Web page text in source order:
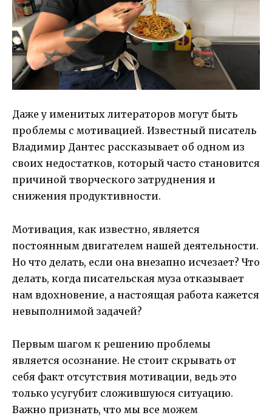
Даже у именитых литераторов могут быть
проблемы с мотивацией. Известный писатель
Владимир Дантес рассказывает об одном из
своих недостатков, который часто становится
причиной творческого затруднения и
снижения продуктивности.
Мотивация, как известно, является
постоянным двигателем нашей деятельности.
Но что делать, если она внезапно исчезает? Что
делать, когда писательская муза отказывает
нам вдохновение, а настоящая работа кажется
невыполнимой задачей?
Первым шагом к решению проблемы
является осознание. Не стоит скрывать от
себя факт отсутствия мотивации, ведь это
только усугубит сложившуюся ситуацию.
Важно признать, что мы все можем